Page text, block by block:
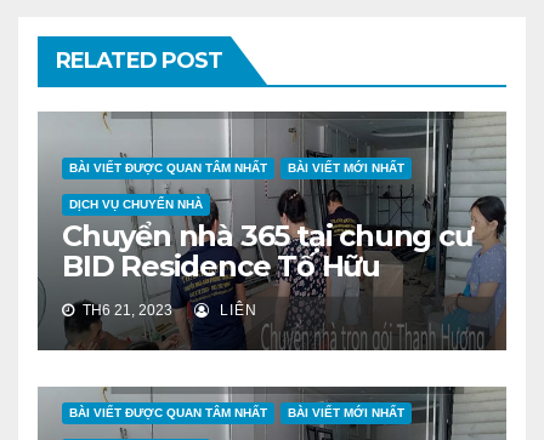
RELATED POST
BÀI VIẾT ĐƯỢC QUAN TÂM NHẤT BÀI VIẾT MỚI NHẤT
DỊCH VỤ CHUYỂN NHÀ
Chuyển nhà 365 tại chung cư
BID Residence Tố Hữu
TH6 21, 2023 LIÊN
BÀI VIẾT ĐƯỢC QUAN TÂM NHẤT BÀI VIẾT MỚI NHẤT